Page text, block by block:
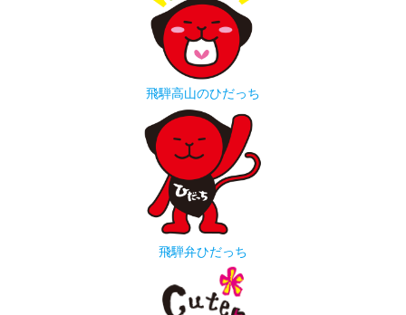
飛騨高山のひだっち
飛騨弁ひだっち